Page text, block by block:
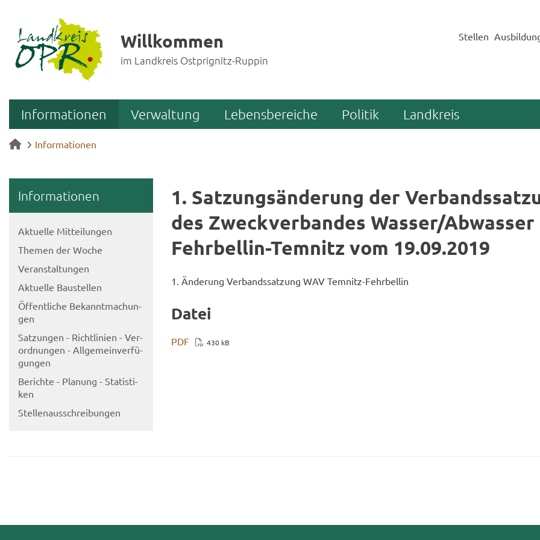
Willkommen
im Landkreis Ostprignitz-Ruppin
Stellen
Informationen Verwaltung Lebensbereiche Politik Landkreis
Informationen
In­for­ma­tio­nen
Ak­tu­el­le Mit­tei­lun­gen
The­men der Woche
Ver­an­stal­tun­gen
Ak­tu­el­le Bau­stel­len
Öf­fent­li­che Be­kannt­ma­chun­
gen
Sat­zun­gen - Richt­li­ni­en - Ver­
ord­nun­gen - All­ge­mein­ver­fü­
gun­gen
Be­rich­te - Pla­nung - Sta­tis­ti­
ken
Stel­len­aus­schrei­bun­gen
1. Sat­zungs­än­de­rung der
des Zweck­ver­ban­des Was­ser/Ab­was­ser
Fehrbellin-​Temnitz vom 19.09.2019
1. Än­de­rung Ver­bands­sat­zung WAV Temnitz-​Fehrbellin
Datei
PDF 430 kB